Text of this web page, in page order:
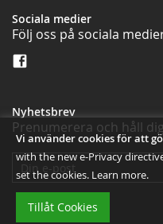
Vi använder cookies för att
with the new e-Privacy
set the cookies. Learn more.
Tillåt Cookies
Sociala medier
Följ oss på sociala
Nyhetsbrev
Prenumerera och håll